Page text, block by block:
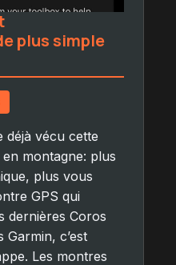
plus simple
déjà vécu cette
montagne: plus
plus vous
GPS qui
dernières Coros
c’est
Les montres